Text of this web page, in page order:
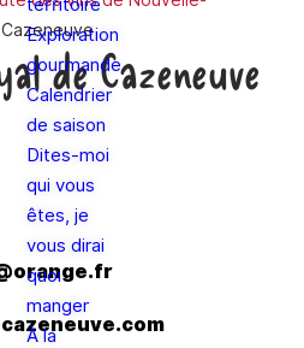
territoire
Exploration
gourmande
Calendrier
de saison
Dites-moi
qui vous
êtes, je
vous dirai
quoi
manger
À la
de Cazeneuve